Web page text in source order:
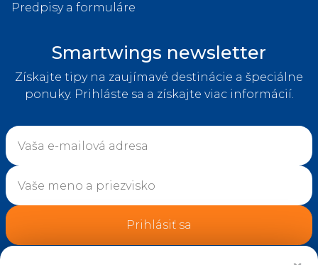
Predpisy a formuláre
Smartwings newsletter
Získajte tipy na zaujímavé destinácie a špeciálne
ponuky. Prihláste sa a získajte viac informácií.
Prihlásiť sa